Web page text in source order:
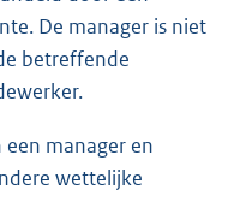
De manager is niet
betreffende
manager en
wettelijke